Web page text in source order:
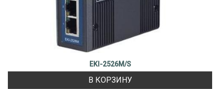
EKI-2526M/S
В КОРЗИНУ